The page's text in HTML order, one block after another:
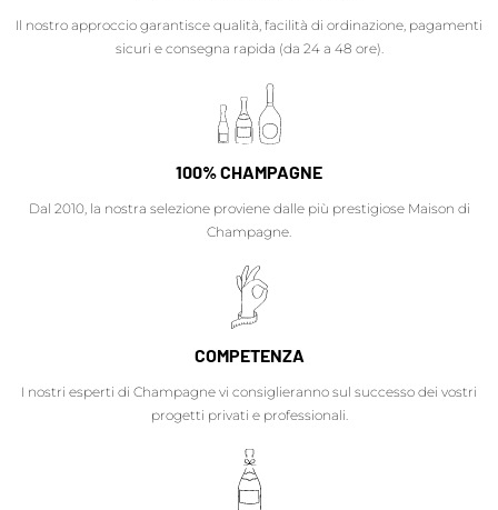
Il nostro approccio garantisce qualità, facilità di ordinazione, pagamenti
sicuri e consegna rapida (da 24 a 48 ore).
100% CHAMPAGNE
Dal 2010, la nostra selezione proviene dalle più prestigiose Maison di
Champagne.
COMPETENZA
I nostri esperti di Champagne vi consiglieranno sul successo dei vostri
progetti privati e professionali.